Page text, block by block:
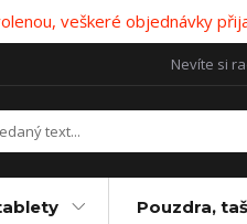
veškeré objednávky
Nevíte si
Pouzdra,